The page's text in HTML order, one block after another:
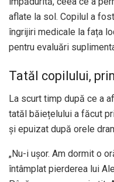
aflate la sol. Copilul a
îngrijiri medicale la fața
pentru evaluări
Tatăl copilului,
La scurt timp după ce a
tatăl băiețelului a făcut
și epuizat după orele
„Nu-i ușor. Am dormit o
întâmplat pierderea lui